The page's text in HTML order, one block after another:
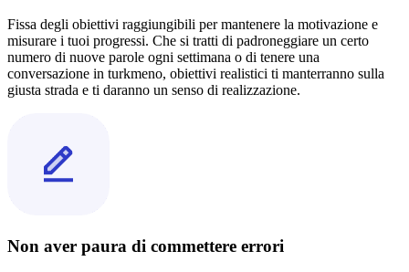
Fissa degli obiettivi raggiungibili per mantenere la motivazione e
misurare i tuoi progressi. Che si tratti di padroneggiare un certo
numero di nuove parole ogni settimana o di tenere una
conversazione in turkmeno, obiettivi realistici ti manterranno sulla
giusta strada e ti daranno un senso di realizzazione.
Non aver paura di commettere errori